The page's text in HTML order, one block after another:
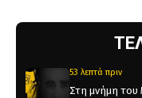
53 λεπτά πριν
Στη μνήμη του